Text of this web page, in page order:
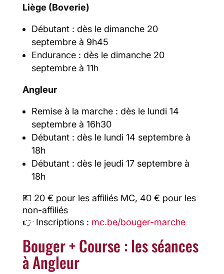
Liège (Boverie)
Débutant : dès le dimanche 20
septembre à 9h45
Endurance : dès le dimanche 20
septembre à 11h
Angleur
Remise à la marche : dès le lundi 14
septembre à 16h30
Débutant : dès le lundi 14 septembre à
18h
Débutant : dès le jeudi 17 septembre à
18h
💶 20 € pour les affiliés MC, 40 € pour les
non-affiliés
👉 Inscriptions : mc.be/bouger-marche
Bouger + Course : les séances
à Angleur